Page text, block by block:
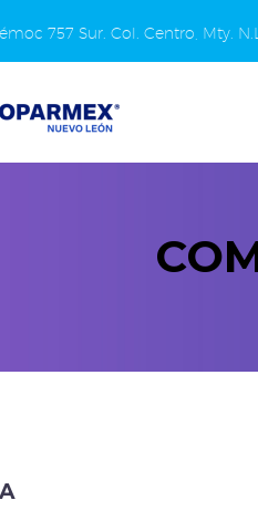
757 Sur. Col. Centro, Mty. N.L.